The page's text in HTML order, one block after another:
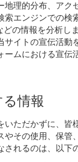
地理的分布、ア
索エンジンでの
どの情報を分析し
サイトの宣伝活
ームにおける宣伝
情報
いただかずに、
やその使用、保管
れるのは、以下